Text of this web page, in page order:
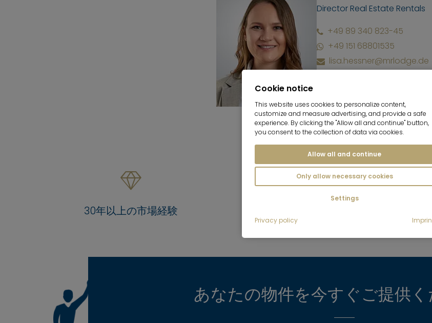
Director Real Estate Rentals
+49 89 340 823-45
+49 151 68801535
lisa.hessner@mrlodge.de
チーム 家主様へのコンサ
グ
30年以上の市場経験
あなたの物件を今すぐご提供く
Cookie notice
This website uses cookies to personalize content,
customize and measure advertising, and provide a safe
experience. By clicking the "Allow all and continue" button,
you consent to the collection of data via cookies.
Allow all and continue
Only allow necessary cookies
Settings
Privacy policy